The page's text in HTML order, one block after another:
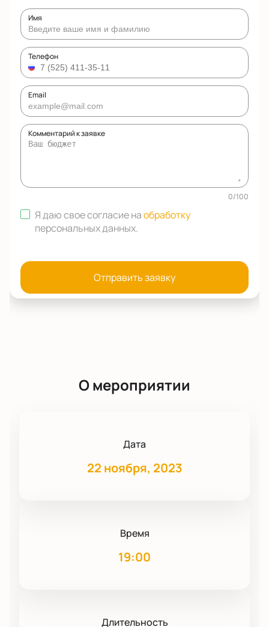
Имя
Телефон
Email
Комментарий к заявке
0/100
Я даю свое согласие наобработку
персональных данных.
Отправить заявку
О мероприятии
Дата
22 ноября, 2023
Время
19:00
Длительность